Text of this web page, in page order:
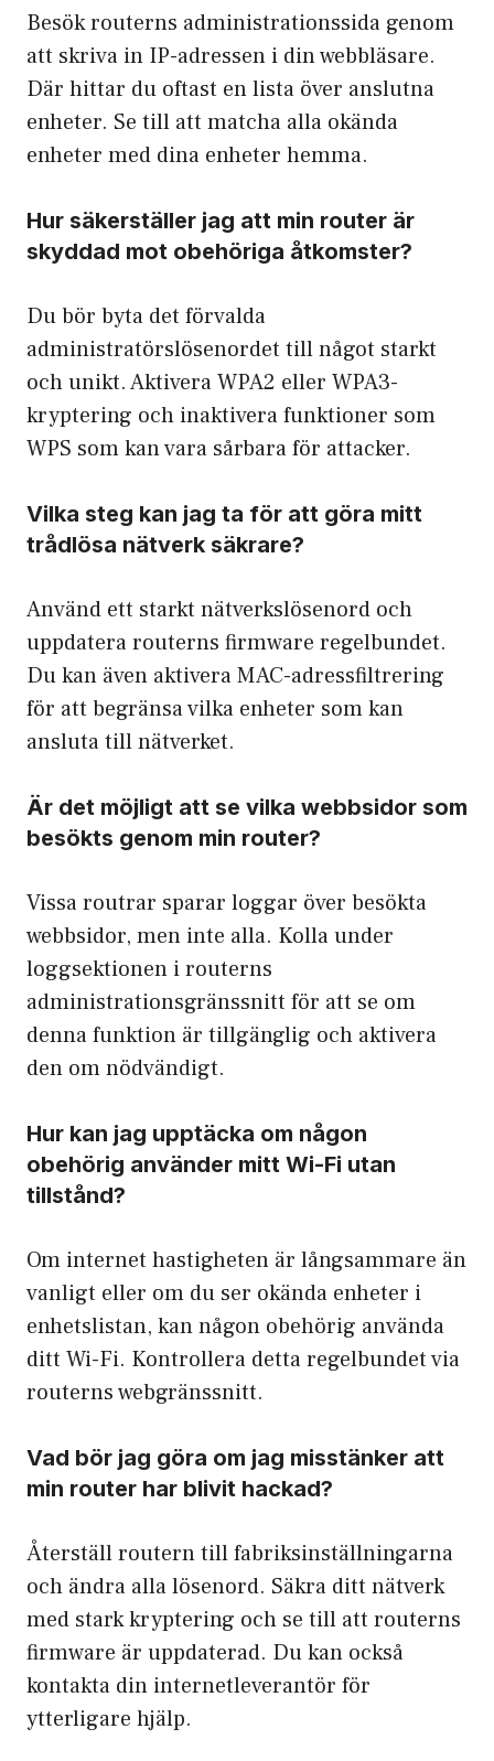
Besök routerns administrationssida genom
att skriva in IP-adressen i din webbläsare.
Där hittar du oftast en lista över anslutna
enheter. Se till att matcha alla okända
enheter med dina enheter hemma.
Hur säkerställer jag att min router är
skyddad mot obehöriga åtkomster?
Du bör byta det förvalda
administratörslösenordet till något starkt
och unikt. Aktivera WPA2 eller WPA3-
kryptering och inaktivera funktioner som
WPS som kan vara sårbara för attacker.
Vilka steg kan jag ta för att göra mitt
trådlösa nätverk säkrare?
Använd ett starkt nätverkslösenord och
uppdatera routerns firmware regelbundet.
Du kan även aktivera MAC-adressfiltrering
för att begränsa vilka enheter som kan
ansluta till nätverket.
Är det möjligt att se vilka webbsidor som
besökts genom min router?
Vissa routrar sparar loggar över besökta
webbsidor, men inte alla. Kolla under
loggsektionen i routerns
administrationsgränssnitt för att se om
denna funktion är tillgänglig och aktivera
den om nödvändigt.
Hur kan jag upptäcka om någon
obehörig använder mitt Wi-Fi utan
tillstånd?
Om internet hastigheten är långsammare än
vanligt eller om du ser okända enheter i
enhetslistan, kan någon obehörig använda
ditt Wi-Fi. Kontrollera detta regelbundet via
routerns webgränssnitt.
Vad bör jag göra om jag misstänker att
min router har blivit hackad?
Återställ routern till fabriksinställningarna
och ändra alla lösenord. Säkra ditt nätverk
med stark kryptering och se till att routerns
firmware är uppdaterad. Du kan också
kontakta din internetleverantör för
ytterligare hjälp.